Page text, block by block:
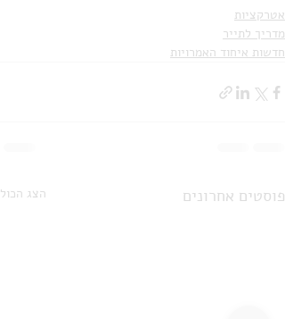
אטרקציות
מדריך לתייר
חדשות איחוד האמרויות
פוסטים אחרונים הצג הכול